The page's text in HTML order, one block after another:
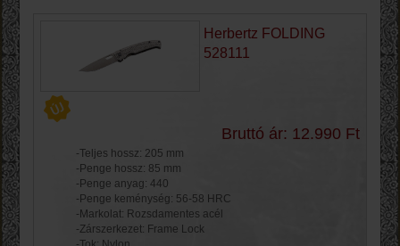
Herbertz FOLDING
528111
Bruttó ár: 12.990 Ft
-Teljes hossz: 205 mm
-Penge hossz: 85 mm
-Penge anyag: 440
-Penge keménység: 56-58 HRC
-Markolat: Rozsdamentes acél
-Zárszerkezet: Frame Lock